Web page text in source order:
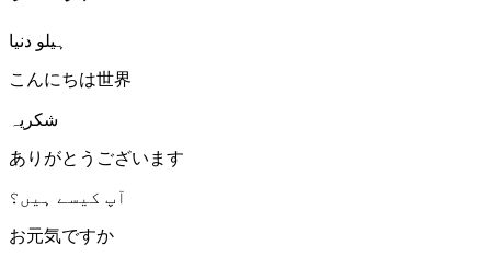
ہیلو دنیا
こんにちは世界
شکریہ
ありがとうございます
آپ کیسے ہیں؟
お元気ですか